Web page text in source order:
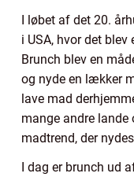
I løbet af det 20.
i USA, hvor det
Brunch blev en
og nyde en lækker
lave mad
mange andre lande
madtrend, der
I dag er brunch ud